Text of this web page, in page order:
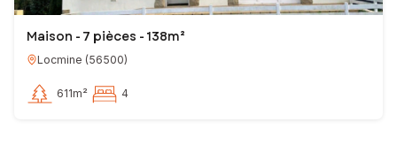
Maison - 7 pièces - 138m²
Locmine (56500)
611m² 4